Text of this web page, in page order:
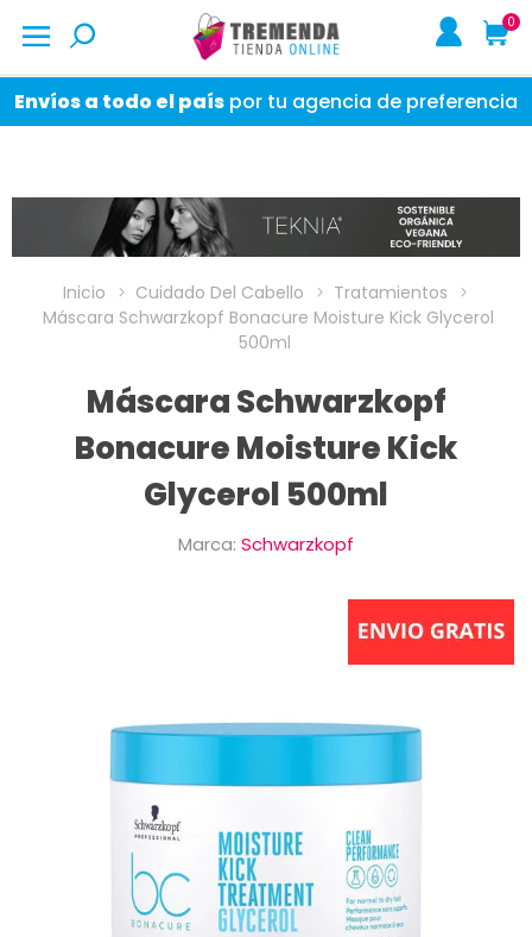
0
Envíos a todo el país por tu agencia de preferencia
Inicio Cuidado Del Cabello
Tratamientos
Máscara Schwarzkopf Bonacure Moisture Kick Glycerol
500ml
Máscara Schwarzkopf
Bonacure Moisture Kick
Glycerol 500ml
Marca: Schwarzkopf